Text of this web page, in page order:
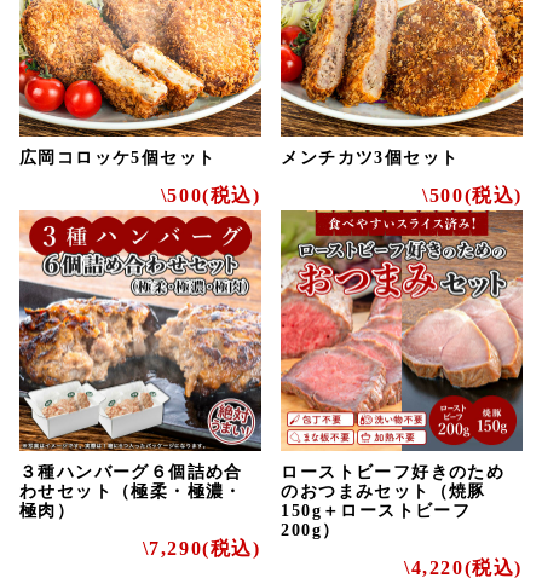
広岡コロッケ5個セット
\500(税込)
メンチカツ3個セット
\500(税込)
３種ハンバーグ６個詰め合
わせセット（極柔・極濃・
極肉）
\7,290(税込)
ローストビーフ好きのため
のおつまみセット（焼豚
150g＋ローストビーフ
200g）
\4,220(税込)